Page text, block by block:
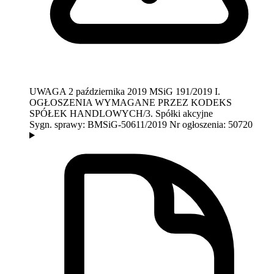
UWAGA 2 października 2019 MSiG 191/2019 I.
OGŁOSZENIA WYMAGANE PRZEZ KODEKS
SPÓŁEK HANDLOWYCH/3. Spółki akcyjne
Sygn. sprawy: BMSiG-50611/2019 Nr ogłoszenia: 50720